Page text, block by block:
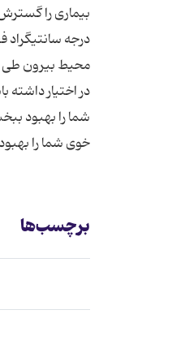
درجه
محیط بیرون طی
در اختیار داشته
شما را بهبود
خوی شما را
برچسب‌ها